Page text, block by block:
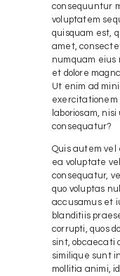
consequuntur
voluptatem
quisquam est,
amet,
numquam eius
et dolore
Ut enim ad
exercitationem
laboriosam,
consequatur?
Quis autem
ea voluptate
consequatur,
quo voluptas
accusamus et
blanditiis
corrupti, quos
sint, obcaecati
similique sunt
mollitia animi,